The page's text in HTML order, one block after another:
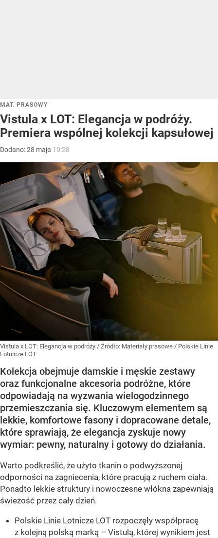
MAT. PRASOWY
Vistula x LOT: Elegancja w podróży.
Premiera wspólnej kolekcji kapsułowej
Dodano:28 maja 10:28
Vistula x LOT: Elegancja w podróży / Źródło: Materiały prasowe / Polskie Linie
Lotnicze LOT
Kolekcja obejmuje damskie i męskie zestawy
oraz funkcjonalne akcesoria podróżne, które
odpowiadają na wyzwania wielogodzinnego
przemieszczania się. Kluczowym elementem są
lekkie, komfortowe fasony i dopracowane detale,
które sprawiają, że elegancja zyskuje nowy
wymiar: pewny, naturalny i gotowy do działania.
Warto podkreślić, że użyto tkanin o podwyższonej
odporności na zagniecenia, które pracują z ruchem ciała.
Ponadto lekkie struktury i nowoczesne włókna zapewniają
świeżość przez cały dzień.
Polskie Linie Lotnicze LOT rozpoczęły współpracę
z kolejną polską marką – Vistulą, której wynikiem jest